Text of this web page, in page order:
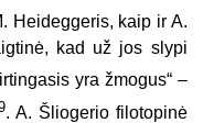
Heideggeris, kaip ir A.
kad už jos slypi
yra žmogus“ –
. A. Šliogerio filotopinė